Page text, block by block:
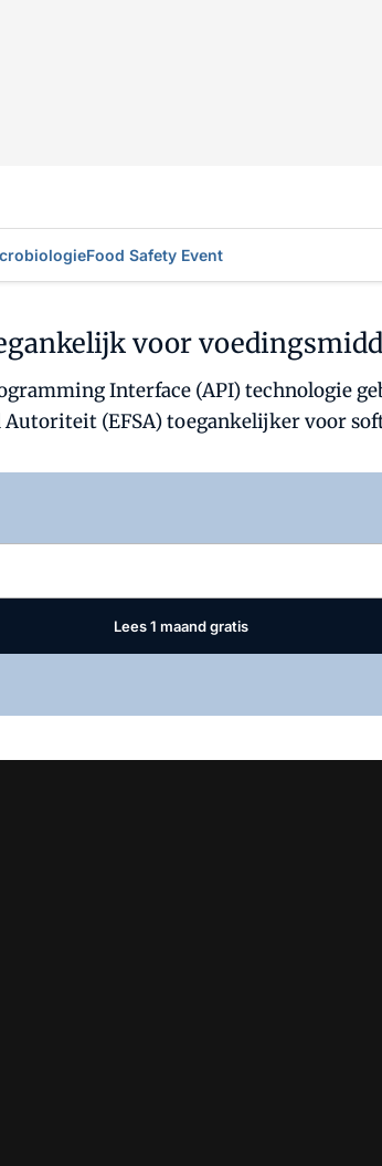
Food Safety Event
voor
Interface (API) technologie
Autoriteit (EFSA) toegankelijker voor
Lees 1 maand gratis